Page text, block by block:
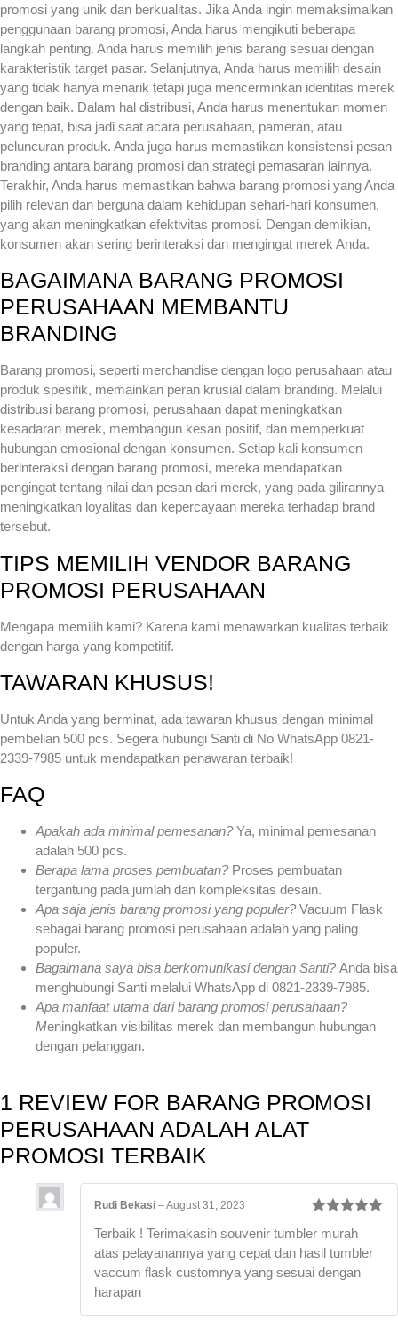
promosi yang unik dan berkualitas. Jika Anda ingin memaksimalkan
penggunaan barang promosi, Anda harus mengikuti beberapa
langkah penting. Anda harus memilih jenis barang sesuai dengan
karakteristik target pasar. Selanjutnya, Anda harus memilih desain
yang tidak hanya menarik tetapi juga mencerminkan identitas merek
dengan baik. Dalam hal distribusi, Anda harus menentukan momen
yang tepat, bisa jadi saat acara perusahaan, pameran, atau
peluncuran produk. Anda juga harus memastikan konsistensi pesan
branding antara barang promosi dan strategi pemasaran lainnya.
Terakhir, Anda harus memastikan bahwa barang promosi yang Anda
pilih relevan dan berguna dalam kehidupan sehari-hari konsumen,
yang akan meningkatkan efektivitas promosi. Dengan demikian,
konsumen akan sering berinteraksi dan mengingat merek Anda.
BAGAIMANA BARANG PROMOSI
PERUSAHAAN MEMBANTU
BRANDING
Barang promosi, seperti merchandise dengan logo perusahaan atau
produk spesifik, memainkan peran krusial dalam branding. Melalui
distribusi barang promosi, perusahaan dapat meningkatkan
kesadaran merek, membangun kesan positif, dan memperkuat
hubungan emosional dengan konsumen. Setiap kali konsumen
berinteraksi dengan barang promosi, mereka mendapatkan
pengingat tentang nilai dan pesan dari merek, yang pada gilirannya
meningkatkan loyalitas dan kepercayaan mereka terhadap brand
tersebut.
TIPS MEMILIH VENDOR BARANG
PROMOSI PERUSAHAAN
Mengapa memilih kami? Karena kami menawarkan kualitas terbaik
dengan harga yang kompetitif.
TAWARAN KHUSUS!
Untuk Anda yang berminat, ada tawaran khusus dengan minimal
pembelian 500 pcs. Segera hubungi Santi di No WhatsApp 0821-
2339-7985 untuk mendapatkan penawaran terbaik!
FAQ
Apakah ada minimal pemesanan?Ya, minimal pemesanan
adalah 500 pcs.
Berapa lama proses pembuatan? Proses pembuatan
tergantung pada jumlah dan kompleksitas desain.
Apa saja jenis barang promosi yang populer?Vacuum Flask
sebagai barang promosi perusahaan adalah yang paling
populer.
Bagaimana saya bisa berkomunikasi dengan Santi?Anda bisa
menghubungi Santi melalui WhatsApp di 0821-2339-7985.
Apa manfaat utama dari barang promosi perusahaan?
Meningkatkan visibilitas merek dan membangun hubungan
dengan pelanggan.
1 REVIEW FOR BARANG PROMOSI
PERUSAHAAN ADALAH ALAT
PROMOSI TERBAIK
of 5
Rudi Bekasi –August 31, 2023
Terbaik ! Terimakasih souvenir tumbler murah
atas pelayanannya yang cepat dan hasil tumbler
vaccum flask customnya yang sesuai dengan
harapan